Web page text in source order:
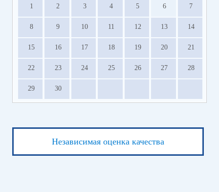
1 2 3 4 5 6 7
8 9 10 11 12 13 14
15 16 17 18 19 20 21
22 23 24 25 26 27 28
29 30
Независимая оценка качества